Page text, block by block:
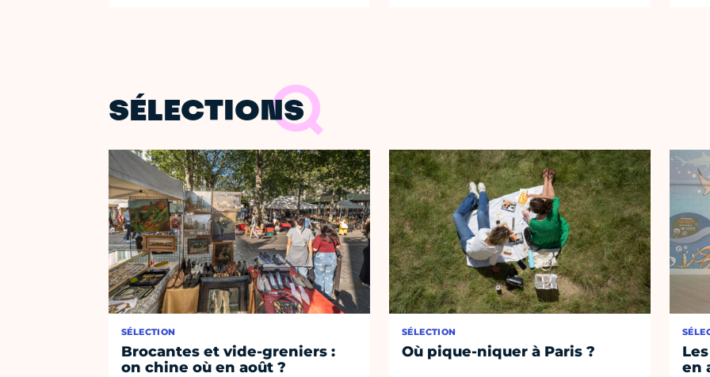
SÉLECTIONS
SÉLECTION
Brocantes et vide-greniers :
on chine où en août ?
SÉLECTION
Où pique-niquer à Paris ?
en